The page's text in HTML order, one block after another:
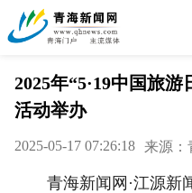
2025年“5·19中国旅游
活动举办
2025-05-17 07:26:18 来源：
青海新闻网·江源新闻